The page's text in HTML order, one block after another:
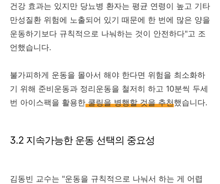
건강 효과는 있지만 당뇨병 환자는 평균 연령이 높고 기타
만성질환 위험에 노출되어 있기 때문에 한 번에 많은 양을
운동하기보다 규칙적으로 나눠하는 것이 안전하다"고 조
언했습니다.
불가피하게 운동을 몰아서 해야 한다면 위험을 최소화하
기 위해 준비운동과 정리운동을 철저히 하고 10분씩 두세
번 아이스팩을 활용한쿨링을 병행할 것을 추천했습니다.
3.2 지속가능한 운동 선택의 중요성
김동빈 교수는 "운동을 규칙적으로 나눠서 하는 게 어렵